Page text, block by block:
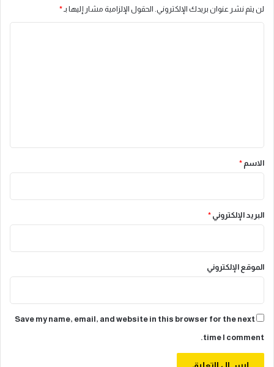
لن يتم نشر عنوان بريدك الإلكتروني. الحقول الإلزامية مشار إليها بـ *
*
الاسم *
البريد الإلكتروني *
الموقع الإلكتروني
Save my name, email, and website in this browser for the next
time I comment.